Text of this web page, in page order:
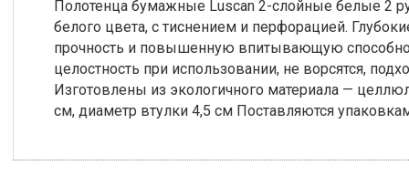
Полотенца бумажные Luscan 2-слойные белые 2
белого цвета, с тиснением и перфорацией.
прочность и повышенную впитывающую
целостность при использовании, не ворсятся,
Изготовлены из экологичного материала —
см, диаметр втулки 4,5 см Поставляются